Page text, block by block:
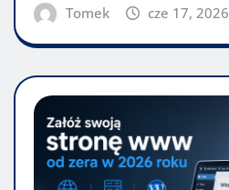
Tomek cze 17, 2026